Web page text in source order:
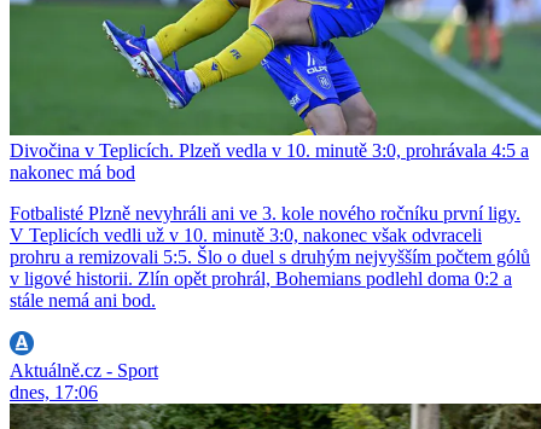
Divočina v Teplicích. Plzeň vedla v 10. minutě 3:0, prohrávala 4:5 a
nakonec má bod
Fotbalisté Plzně nevyhráli ani ve 3. kole nového ročníku první ligy.
V Teplicích vedli už v 10. minutě 3:0, nakonec však odvraceli
prohru a remizovali 5:5. Šlo o duel s druhým nejvyšším počtem gólů
v ligové historii. Zlín opět prohrál, Bohemians podlehl doma 0:2 a
stále nemá ani bod.
Aktuálně.cz - Sport
dnes, 17:06